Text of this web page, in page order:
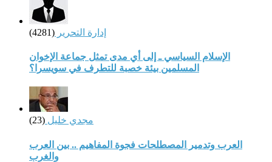
إدارة التحرير (4281)
الإسلام السياسي ـ إلى أي مدى تمثل جماعة الإخوان
المسلمين بيئة خصبة للتطرف في سويسرا؟
مجدي خليل (23)
العرب وتدمير المصطلحات فجوة المفاهيم .. بين العرب
والغرب